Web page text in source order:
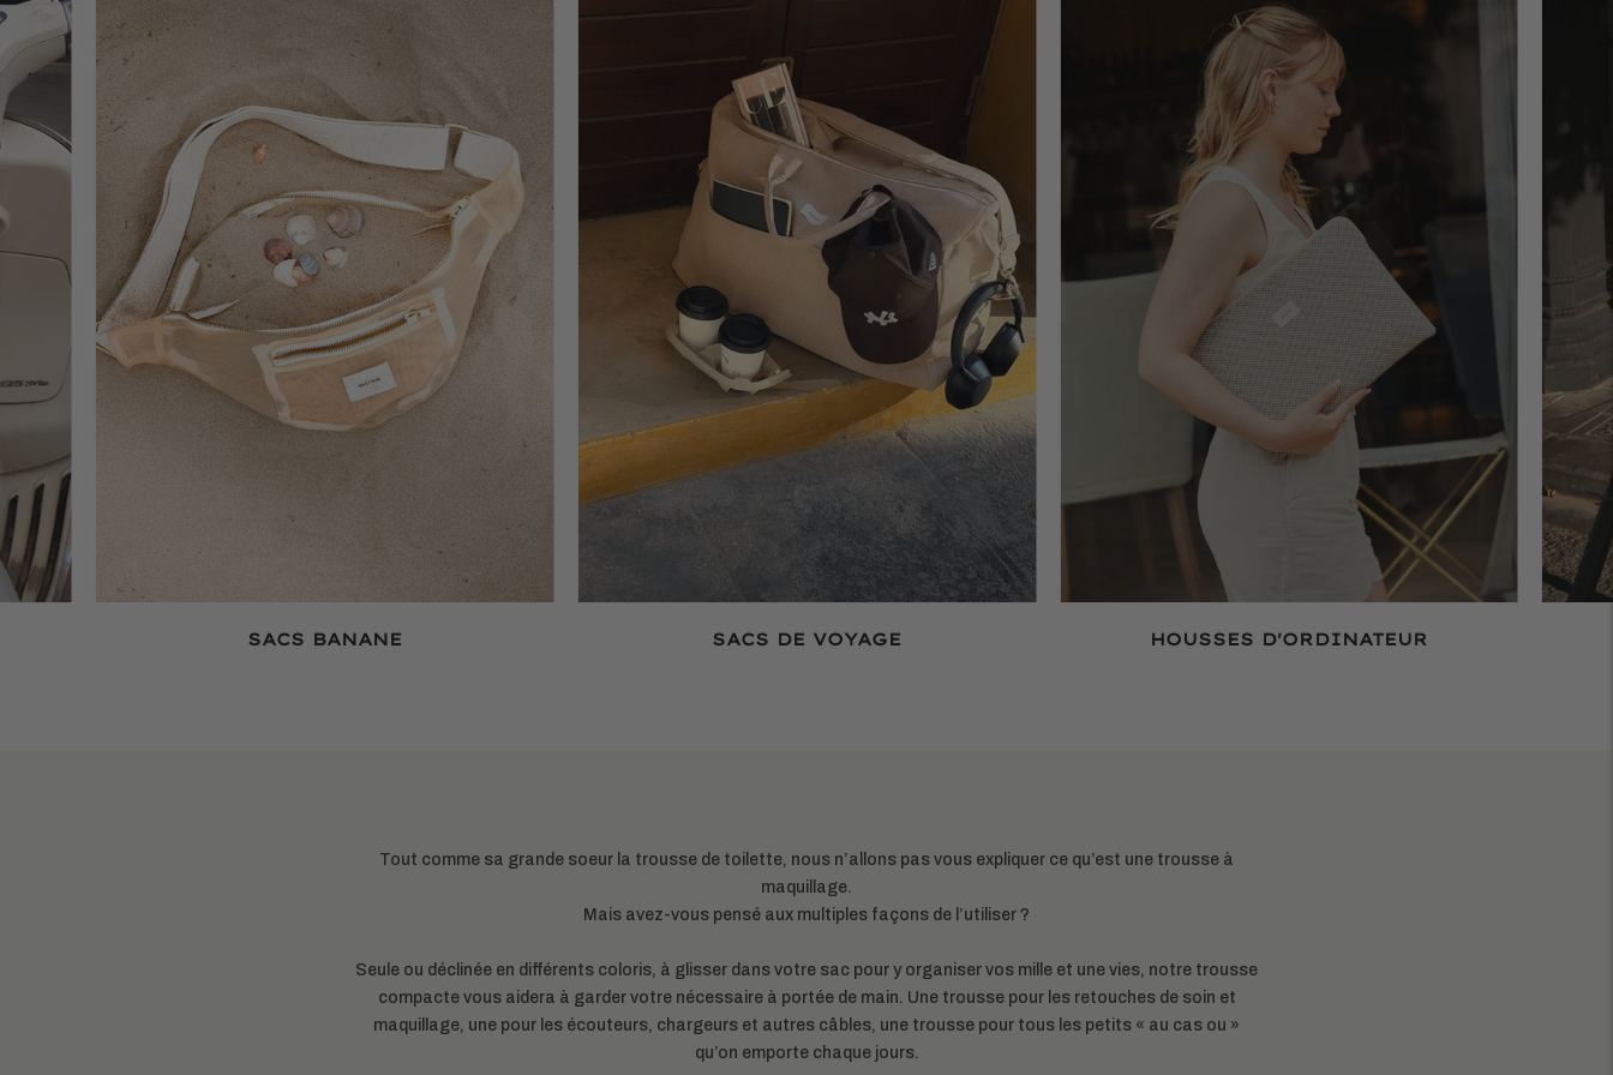
SACS BANANE SACS DE VOYAGE HOUSSES D'ORDINATEUR
Tout comme sa grande soeur la trousse de toilette, nous n’allons pas vous expliquer ce qu’est une trousse à
maquillage.
Mais avez-vous pensé aux multiples façons de l’utiliser ?
Seule ou déclinée en différents coloris, à glisser dans votre sac pour y organiser vos mille et une vies, notre trousse
compacte vous aidera à garder votre nécessaire à portée de main. Une trousse pour les retouches de soin et
maquillage, une pour les écouteurs, chargeurs et autres câbles, une trousse pour tous les petits « au cas ou »
qu’on emporte chaque jours.